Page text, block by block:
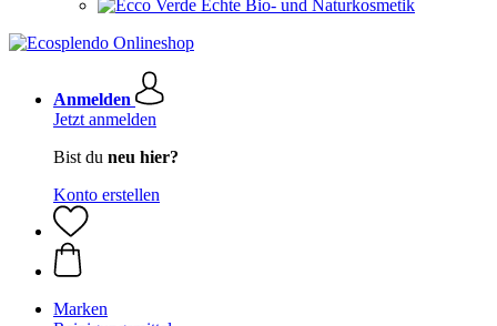
Echte Bio- und Naturkosmetik
Anmelden
Jetzt anmelden
Bist du neu hier?
Konto erstellen
Marken